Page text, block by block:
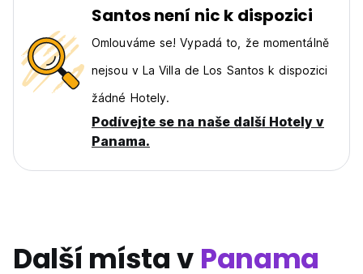
Santos není nic k dispozici
Omlouváme se! Vypadá to, že momentálně
nejsou v La Villa de Los Santos k dispozici
žádné Hotely.
Podívejte se na naše další Hotely v
Panama.
Další místa v Panama